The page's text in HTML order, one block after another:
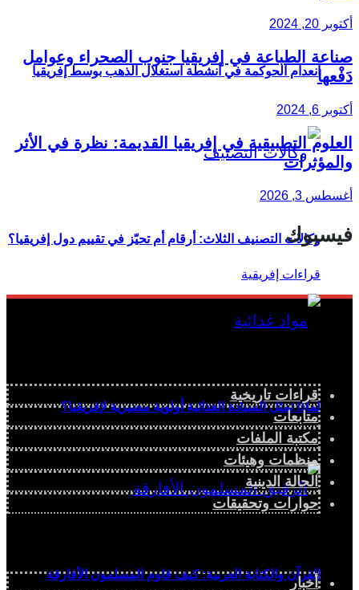
انعدام الحوكمة في أنشطة استغلال الذهب بوسط إفريقيا
وكالات التصنيف الثلاث: أرقام أم تحيّز في تقييم دول إفريقيا؟
لماذا تمثل السيادة الغذائية أولوية مصيرية لإفريقيا؟
القرآن والكتابة العربية: كيف قاوم المسلمون الأفارقة
أكتوبر 20, 2024
صناعة الطباعة في إفريقيا جنوب الصحراء وعوامل
دَفْعها
أكتوبر 6, 2024
العلوم التطبيقية في إفريقيا القديمة: نظرة في الأثر
والمؤثرات
أغسطس 3, 2026
فيسبوك
قراءات تاريخية
متابعات
مكتبة الملفات
منظمات وهيئات
الحالة الدينية
حوارات وتحقيقات
أخبار